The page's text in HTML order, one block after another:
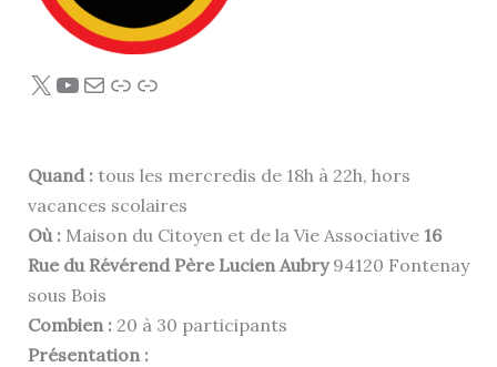
X YouTube
E-mailLien
Lien
Quand :tous les mercredis de 18h à 22h, hors
vacances scolaires
Où :Maison du Citoyen et de la Vie Associative 16
Rue du Révérend Père Lucien Aubry94120 Fontenay
sous Bois
Combien :20 à 30 participants
Présentation :